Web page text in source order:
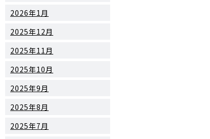
2026年1月
2025年12月
2025年11月
2025年10月
2025年9月
2025年8月
2025年7月